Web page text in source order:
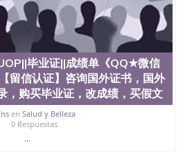
办理水印成绩单551190476哪里
数551190476假毕业证能查出
网上能查到吗551190476 如何
信551190476办假大学毕业证
外毕业证去哪认证QQ微信
皮QQ微信551190476国外毕业
快速代办国外毕业证
速拿到国外文凭QQ微信
文凭认证QQ微信551190476国外
551190476泰国文凭办理QQ微
学回国证明QQ微信551190476 国
毕业证||成绩单《QQ★微信
留信认证】咨询国外证书，国外
，购买毕业证，改成绩，买假文
en Salud y Belleza
0 Respuestas
...